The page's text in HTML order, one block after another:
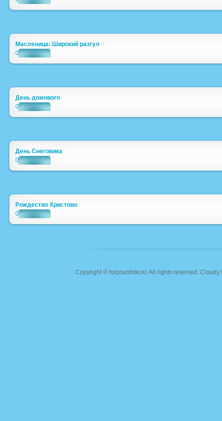
Масленица: Широкий разгул
0
День домового
0
День Снеговика
0
Рождество Христово
0
Copyright © forprazdnik.ru. All rights reserved.